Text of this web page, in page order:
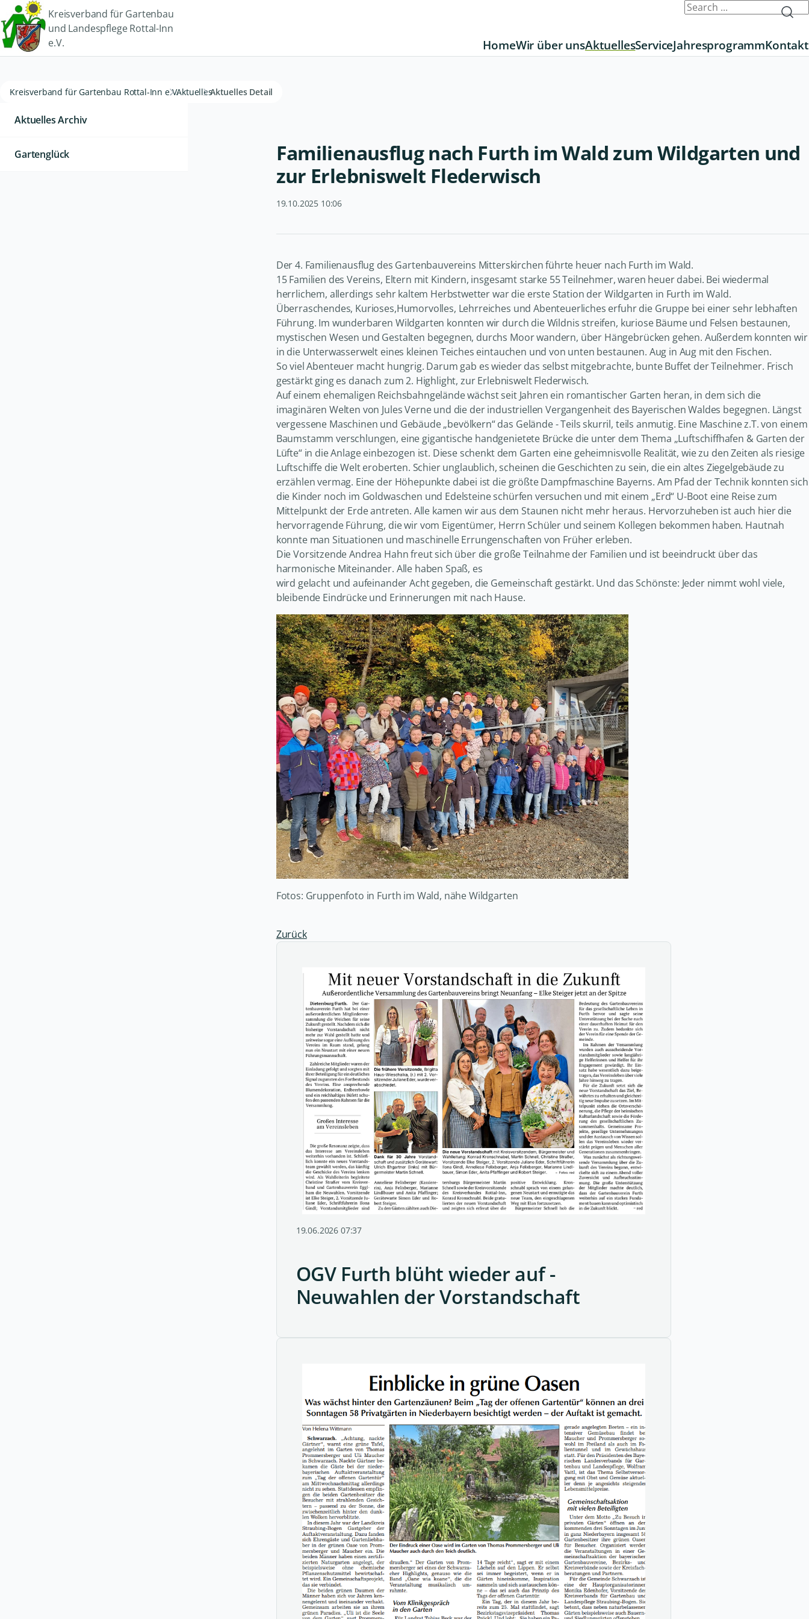
Kreisverband für Gartenbau
und Landespflege Rottal-Inn
e.V.
HomeWir über unsAktuellesServiceJahresprogrammKontakt
Kreisverband für Gartenbau Rottal-Inn e.V.AktuellesAktuelles Detail
Familienausflug nach Furth im Wald zum Wildgarten und
zur Erlebniswelt Flederwisch
19.10.2025 10:06
Der 4. Familienausflug des Gartenbauvereins Mitterskirchen führte heuer nach Furth im Wald.
15 Familien des Vereins, Eltern mit Kindern, insgesamt starke 55 Teilnehmer, waren heuer dabei. Bei wiedermal
herrlichem, allerdings sehr kaltem Herbstwetter war die erste Station der Wildgarten in Furth im Wald.
Überraschendes, Kurioses,Humorvolles, Lehrreiches und Abenteuerliches erfuhr die Gruppe bei einer sehr lebhaften
Führung. Im wunderbaren Wildgarten konnten wir durch die Wildnis streifen, kuriose Bäume und Felsen bestaunen,
mystischen Wesen und Gestalten begegnen, durchs Moor wandern, über Hängebrücken gehen. Außerdem konnten wir
in die Unterwasserwelt eines kleinen Teiches eintauchen und von unten bestaunen. Aug in Aug mit den Fischen.
So viel Abenteuer macht hungrig. Darum gab es wieder das selbst mitgebrachte, bunte Buffet der Teilnehmer. Frisch
gestärkt ging es danach zum 2. Highlight, zur Erlebniswelt Flederwisch.
Auf einem ehemaligen Reichsbahngelände wächst seit Jahren ein romantischer Garten heran, in dem sich die
imaginären Welten von Jules Verne und die der industriellen Vergangenheit des Bayerischen Waldes begegnen. Längst
vergessene Maschinen und Gebäude „bevölkern“ das Gelände - Teils skurril, teils anmutig. Eine Maschine z.T. von einem
Baumstamm verschlungen, eine gigantische handgenietete Brücke die unter dem Thema „Luftschiffhafen & Garten der
Lüfte“ in die Anlage einbezogen ist. Diese schenkt dem Garten eine geheimnisvolle Realität, wie zu den Zeiten als riesige
Luftschiffe die Welt eroberten. Schier unglaublich, scheinen die Geschichten zu sein, die ein altes Ziegelgebäude zu
erzählen vermag. Eine der Höhepunkte dabei ist die größte Dampfmaschine Bayerns. Am Pfad der Technik konnten sich
die Kinder noch im Goldwaschen und Edelsteine schürfen versuchen und mit einem „Erd“ U-Boot eine Reise zum
Mittelpunkt der Erde antreten. Alle kamen wir aus dem Staunen nicht mehr heraus. Hervorzuheben ist auch hier die
hervorragende Führung, die wir vom Eigentümer, Herrn Schüler und seinem Kollegen bekommen haben. Hautnah
konnte man Situationen und maschinelle Errungenschaften von Früher erleben.
Die Vorsitzende Andrea Hahn freut sich über die große Teilnahme der Familien und ist beeindruckt über das
harmonische Miteinander. Alle haben Spaß, es
wird gelacht und aufeinander Acht gegeben, die Gemeinschaft gestärkt. Und das Schönste: Jeder nimmt wohl viele,
bleibende Eindrücke und Erinnerungen mit nach Hause.
Fotos: Gruppenfoto in Furth im Wald, nähe Wildgarten
Zurück
19.06.2026 07:37
OGV Furth blüht wieder auf -
Neuwahlen der Vorstandschaft
Aktuelles Archiv
Gartenglück